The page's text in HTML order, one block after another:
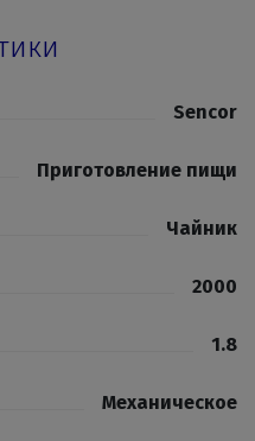
Sencor
Приготовление пищи
Чайник
2000
1.8
Механическое